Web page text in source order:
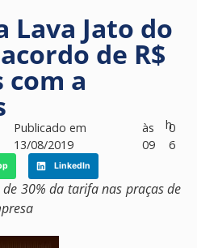
Lava Jato do
de R$
com a
Publicado em
13/08/2019
às
09
h0
6
LinkedIn
30% da tarifa nas praças de